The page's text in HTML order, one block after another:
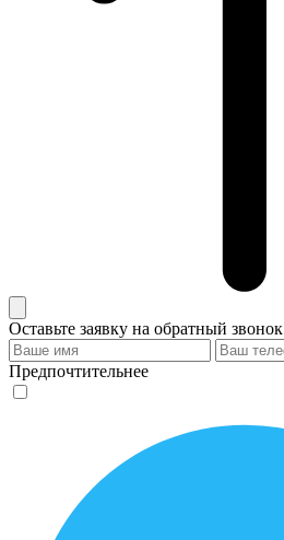
Оставьте заявку на обратный звонок
Предпочтительнее